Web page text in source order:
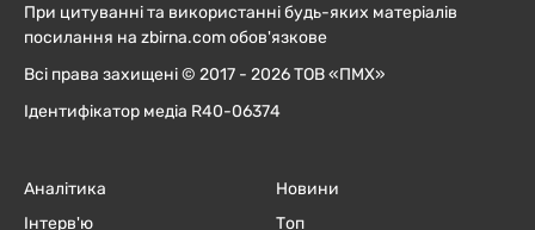
При цитуванні та використанні будь-яких матеріалів
посилання на zbirna.com обов'язкове
Всі права захищені © 2017 - 2026 ТОВ «ПМХ»
Ідентифікатор медіа R40-06374
Аналітика
Інтерв'ю
Новини
Топ